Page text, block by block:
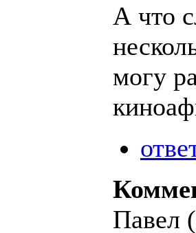
А что
могу
Павел